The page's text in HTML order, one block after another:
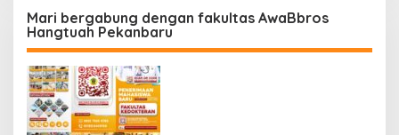
Mari bergabung dengan fakultas AwaBbros
Hangtuah Pekanbaru